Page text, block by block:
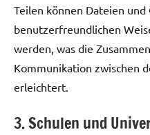
Teilen können Dateien
benutzerfreundlichen
werden, was die
Kommunikation zwischen
erleichtert.
3. Schulen und